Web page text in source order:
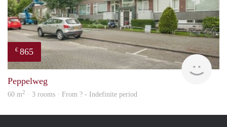
€ 865
rent
Peppelweg
60 m2 · 3 rooms · From ? - Indefinite period